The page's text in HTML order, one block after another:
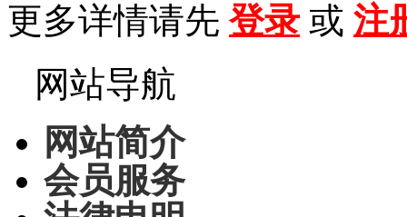
更多详情请先登录或 注
网站导航
网站简介
会员服务